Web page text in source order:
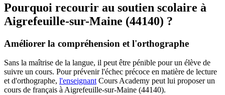
Pourquoi recourir au soutien scolaire à
Aigrefeuille-sur-Maine (44140) ?
Améliorer la compréhension et l'orthographe
Sans la maîtrise de la langue, il peut être pénible pour un élève de
suivre un cours. Pour prévenir l'échec précoce en matière de lecture
et d'orthographe, l'enseignantCours Academy peut lui proposer un
cours de français à Aigrefeuille-sur-Maine (44140).